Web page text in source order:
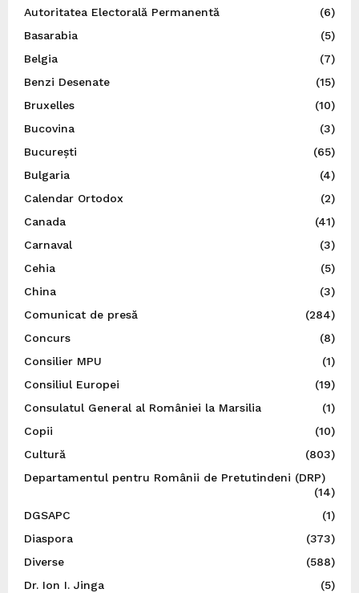
Autoritatea Electorală Permanentă
(6)
Basarabia
(5)
Belgia
(7)
Benzi Desenate
(15)
Bruxelles
(10)
Bucovina
(3)
București
(65)
Bulgaria
(4)
Calendar Ortodox
(2)
Canada
(41)
Carnaval
(3)
Cehia
(5)
China
(3)
Comunicat de presă
(284)
Concurs
(8)
Consilier MPU
(1)
Consiliul Europei
(19)
Consulatul General al României la Marsilia
(1)
Copii
(10)
Cultură
(803)
Departamentul pentru Românii de Pretutindeni (DRP)
(14)
DGSAPC
(1)
Diaspora
(373)
Diverse
(588)
Dr. Ion I. Jinga
(5)